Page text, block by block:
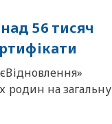
56 тисяч
родин на загальну